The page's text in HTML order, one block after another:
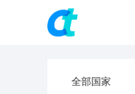
全部国家